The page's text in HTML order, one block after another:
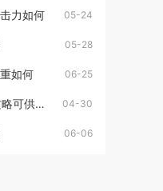
力如何 05-24
05-28
如何 06-25
七密室逃脱11游乐园19关有什么攻略可供参考 04-30
06-06